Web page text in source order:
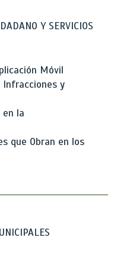
Y SERVICIOS
Móvil
Infracciones y
en la
que Obran en los